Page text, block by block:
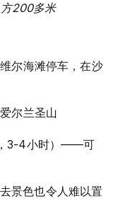
200多米
尔海滩停车，在沙
尔兰圣山
3-4小时）——可
景色也令人难以置